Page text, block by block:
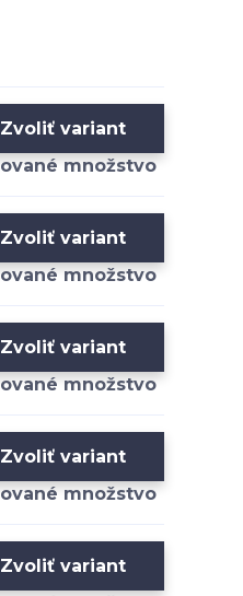
Zvoliť variant
Zvoliť variant
Zvoliť variant
Zvoliť variant
Zvoliť variant